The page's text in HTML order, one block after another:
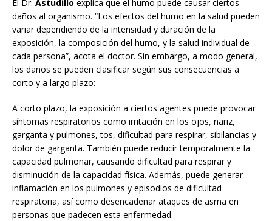
El Dr. Astudillo explica que el humo puede causar ciertos
daños al organismo. “Los efectos del humo en la salud pueden
variar dependiendo de la intensidad y duración de la
exposición, la composición del humo, y la salud individual de
cada persona”, acota el doctor. Sin embargo, a modo general,
los daños se pueden clasificar según sus consecuencias a
corto y a largo plazo:
A corto plazo, la exposición a ciertos agentes puede provocar
síntomas respiratorios como irritación en los ojos, nariz,
garganta y pulmones, tos, dificultad para respirar, sibilancias y
dolor de garganta. También puede reducir temporalmente la
capacidad pulmonar, causando dificultad para respirar y
disminución de la capacidad física. Además, puede generar
inflamación en los pulmones y episodios de dificultad
respiratoria, así como desencadenar ataques de asma en
personas que padecen esta enfermedad.